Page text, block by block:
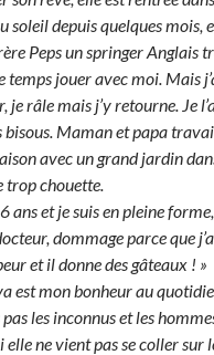
soleil depuis quelques mois,
Peps un springer Anglais
temps jouer avec moi. Mais
je râle mais j’y retourne. Je
bisous. Maman et papa
avec un grand jardin
trop chouette.
ans et je suis en pleine
dommage parce que
et il donne des gâteaux ! »
est mon bonheur au
les inconnus et les
elle ne vient pas se coller sur